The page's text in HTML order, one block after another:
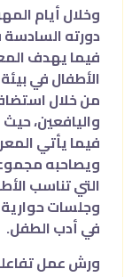
وخلال أيام
فيما يهدف
الأطفال في
من خلال
فيما يأتي
ويصاحبه
وجلسات
في أدب الطفل.
ورش عمل